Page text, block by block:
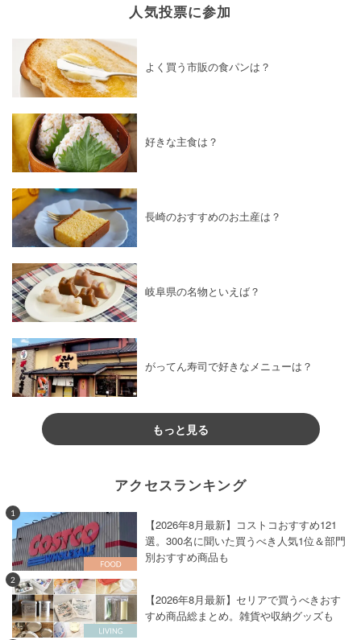
人気投票に参加
よく買う市販の食パンは？
好きな主食は？
長崎のおすすめのお土産は？
岐阜県の名物といえば？
がってん寿司で好きなメニューは？
もっと見る
アクセスランキング
1
【2026年8月最新】コストコおすすめ121
選。300名に聞いた買うべき人気1位＆部門
別おすすめ商品も
2
【2026年8月最新】セリアで買うべきおす
すめ商品総まとめ。雑貨や収納グッズも